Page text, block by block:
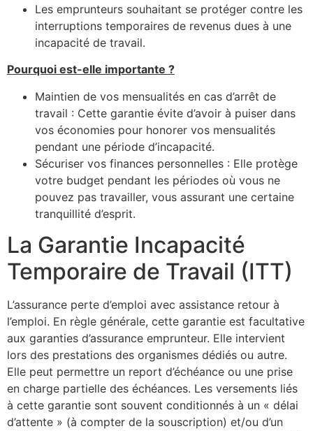
Les emprunteurs souhaitant se protéger contre les
interruptions temporaires de revenus dues à une
incapacité de travail.
Pourquoi est-elle importante ?
Maintien de vos mensualités en cas d’arrêt de
travail : Cette garantie évite d’avoir à puiser dans
vos économies pour honorer vos mensualités
pendant une période d’incapacité.
Sécuriser vos finances personnelles : Elle protège
votre budget pendant les périodes où vous ne
pouvez pas travailler, vous assurant une certaine
tranquillité d’esprit.
La Garantie Incapacité
Temporaire de Travail (ITT)
L’assurance perte d’emploi avec assistance retour à
l’emploi. En règle générale, cette garantie est facultative
aux garanties d’assurance emprunteur. Elle intervient
lors des prestations des organismes dédiés ou autre.
Elle peut permettre un report d’échéance ou une prise
en charge partielle des échéances. Les versements liés
à cette garantie sont souvent conditionnés à un « délai
d’attente » (à compter de la souscription) et/ou d’un